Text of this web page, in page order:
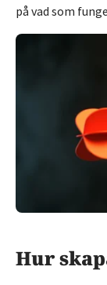
på vad som
Hur